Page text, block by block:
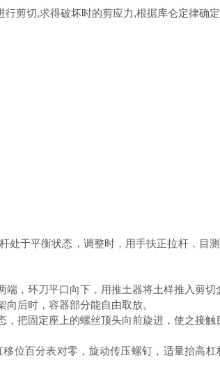
行剪切,求得破坏时的剪应力,根据库仑定律确
于平衡状态，调整时，用手扶正拉杆，目
，环刀平口向下，用推土器将土样推入剪切
后时，容器部分能自由取放。
把固定座上的螺丝顶头向前旋进，使之接触
位百分表对零，旋动传压螺钉，适量抬高